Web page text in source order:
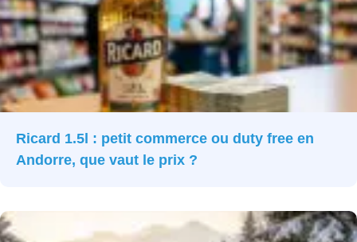
Ricard 1.5l : petit commerce ou duty free en
Andorre, que vaut le prix ?